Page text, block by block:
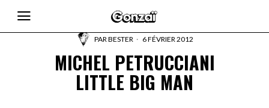
PARBESTER 6 FÉVRIER 2012
MICHEL PETRUCCIANI
LITTLE BIG MAN